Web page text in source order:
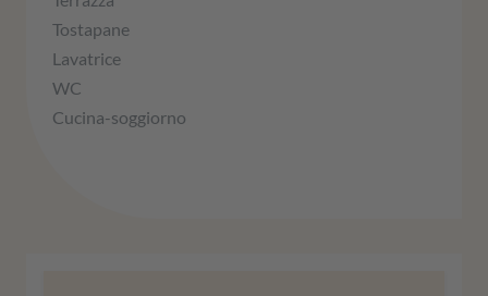
Tostapane
Lavatrice
WC
Cucina-soggiorno